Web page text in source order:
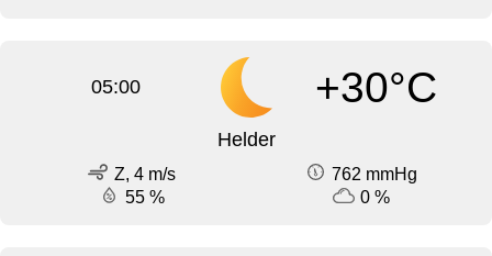
05:00 +30°C
Helder
Z, 4 m/s
762 mmHg
55 %
0 %